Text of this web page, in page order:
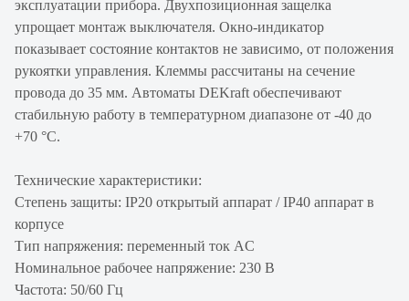
эксплуатации прибора. Двухпозиционная защелка
упрощает монтаж выключателя. Окно-индикатор
показывает состояние контактов не зависимо, от положения
рукоятки управления. Клеммы рассчитаны на сечение
провода до 35 мм. Автоматы DEKraft обеспечивают
стабильную работу в температурном диапазоне от -40 до
+70 °С.
Технические характеристики:
Степень защиты: IP20 открытый аппарат / IP40 аппарат в
корпусе
Тип напряжения: переменный ток AC
Номинальное рабочее напряжение: 230 В
Частота: 50/60 Гц